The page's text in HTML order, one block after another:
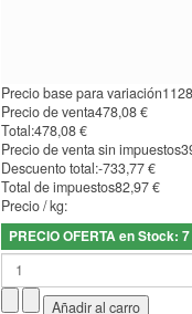
Precio base para variación
Precio de venta478,08 €
Total:478,08 €
Precio de venta sin impuestos
Descuento total:-733,77 €
Total de impuestos82,97 €
Precio / kg:
PRECIO OFERTA en Stock: 7